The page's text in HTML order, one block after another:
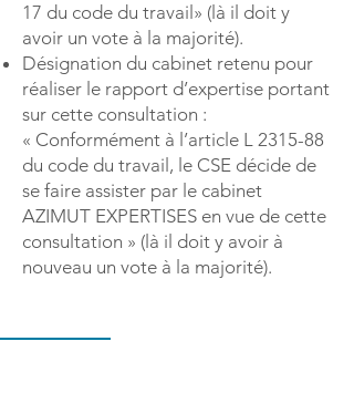
17 du code du travail» (là il doit y
avoir un vote à la majorité).
Désignation du cabinet retenu pour
réaliser le rapport d’expertise portant
sur cette consultation :
« Conformément à l’article L 2315-88
du code du travail, le CSE décide de
se faire assister par le cabinet
AZIMUT EXPERTISES en vue de cette
consultation » (là il doit y avoir à
nouveau un vote à la majorité).